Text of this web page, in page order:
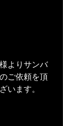
よりサンバ
ご依頼を頂
います。